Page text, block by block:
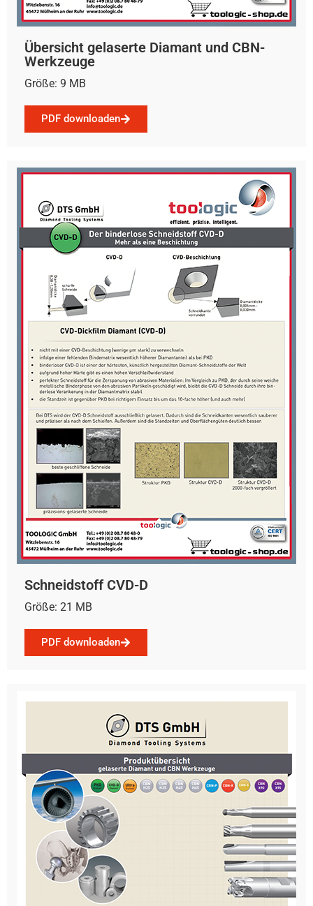
Übersicht gelaserte Diamant und CBN-
Werkzeuge
Größe: 9 MB
PDF downloaden
Schneidstoff CVD-D
Größe: 21 MB
PDF downloaden